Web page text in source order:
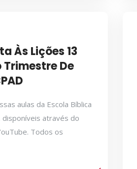
Às Lições 13
Trimestre De
aulas da Escola Bíblica
disponíveis através do
Todos os